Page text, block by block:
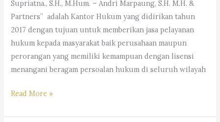
Supriatna., S.H., M.Hum. – Andri Marpaung, S.H. M.H. &
Partners” adalah Kantor Hukum yang didirikan tahun
2017 dengan tujuan untuk memberikan jasa pelayanan
hukum kepada masyarakat baik perusahaan maupun
perorangan yang memiliki kemampuan dengan lisensi
menangani beragam persoalan hukum di seluruh wilayah
Kantor
Dr.
Read More »